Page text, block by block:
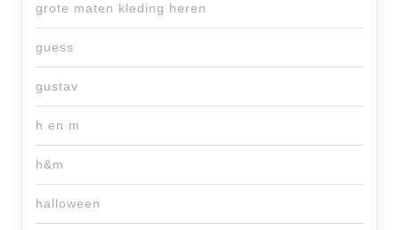
grote maten kleding heren
guess
gustav
h en m
h&m
halloween